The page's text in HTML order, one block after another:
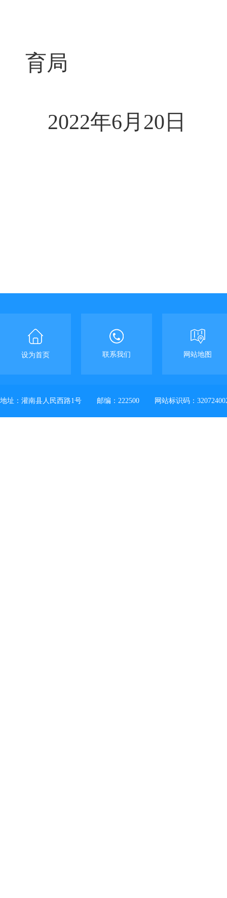
育局
2022年6月20日
设为首页 联系我们 网站地图
地址：灌南县人民西路1号 邮编：222500 网站标识码：